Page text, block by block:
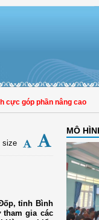
góp phần nâng cao tỷ lệ
size
tỉnh Bình
tham gia các
MÔ